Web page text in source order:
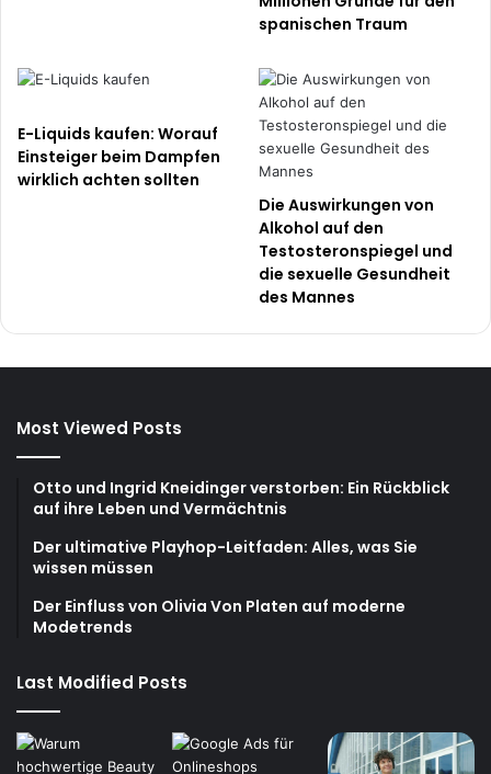
spanischen Traum
E-Liquids kaufen: Worauf
Einsteiger beim Dampfen
wirklich achten sollten
Die Auswirkungen von
Alkohol auf den
Testosteronspiegel und
die sexuelle Gesundheit
des Mannes
Most Viewed Posts
Otto und Ingrid Kneidinger verstorben: Ein Rückblick
auf ihre Leben und Vermächtnis
Der ultimative Playhop-Leitfaden: Alles, was Sie
wissen müssen
Der Einfluss von Olivia Von Platen auf moderne
Modetrends
Last Modified Posts